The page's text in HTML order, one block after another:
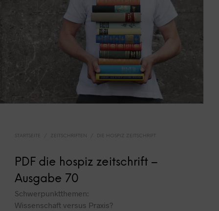
STARTSEITE ZEITSCHRIFTEN DIE HOSPIZ ZEITSCHRIFT
PDF die hospiz zeitschrift –
Ausgabe 70
Schwerpunktthemen:
Wissenschaft versus Praxis?